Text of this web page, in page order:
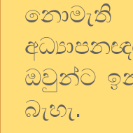
නොමැති
ඔවුන්ට
බැහැ.